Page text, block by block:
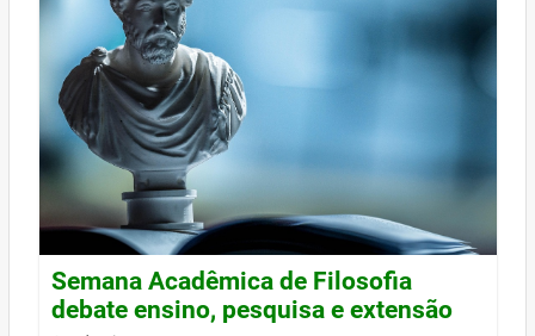
Semana Acadêmica de Filosofia
debate ensino, pesquisa e extensão